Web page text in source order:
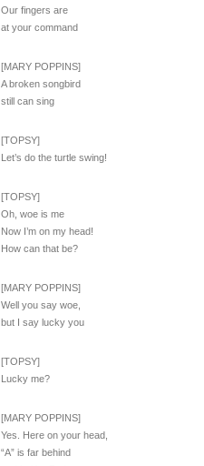
Our fingers are
at your command
[MARY POPPINS]
A broken songbird
still can sing
[TOPSY]
Let’s do the turtle swing!
[TOPSY]
Oh, woe is me
Now I’m on my head!
How can that be?
[MARY POPPINS]
Well you say woe,
but I say lucky you
[TOPSY]
Lucky me?
[MARY POPPINS]
Yes. Here on your head,
“A” is far behind